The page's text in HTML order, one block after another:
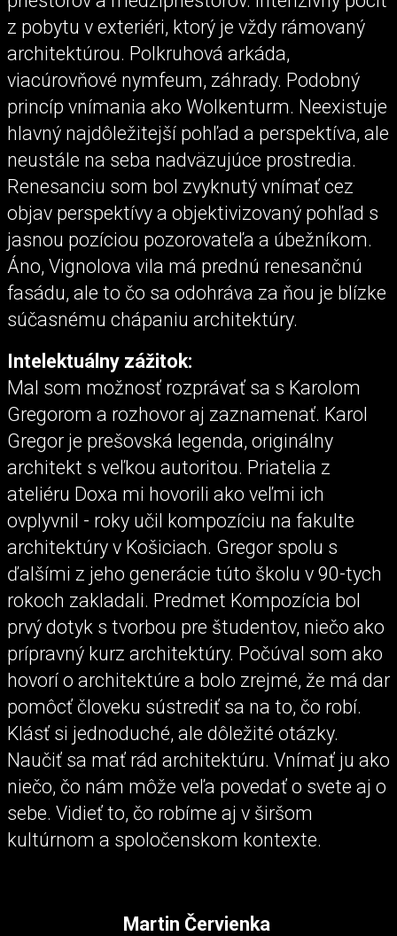
z pobytu v exteriéri, ktorý je vždy rámovaný
architektúrou. Polkruhová arkáda,
viacúrovňové nymfeum, záhrady. Podobný
princíp vnímania ako Wolkenturm. Neexistuje
hlavný najdôležitejší pohľad a perspektíva, ale
neustále na seba nadväzujúce prostredia.
Renesanciu som bol zvyknutý vnímať cez
objav perspektívy a objektivizovaný pohľad s
jasnou pozíciou pozorovateľa a úbežníkom.
Áno, Vignolova vila má prednú renesančnú
fasádu, ale to čo sa odohráva za ňou je blízke
súčasnému chápaniu architektúry.
Intelektuálny zážitok:
Mal som možnosť rozprávať sa s Karolom
Gregorom a rozhovor aj zaznamenať. Karol
Gregor je prešovská legenda, originálny
architekt s veľkou autoritou. Priatelia z
ateliéru Doxa mi hovorili ako veľmi ich
ovplyvnil - roky učil kompozíciu na fakulte
architektúry v Košiciach. Gregor spolu s
ďalšími z jeho generácie túto školu v 90-tych
rokoch zakladali. Predmet Kompozícia bol
prvý dotyk s tvorbou pre študentov, niečo ako
prípravný kurz architektúry. Počúval som ako
hovorí o architektúre a bolo zrejmé, že má dar
pomôcť človeku sústrediť sa na to, čo robí.
Klásť si jednoduché, ale dôležité otázky.
Naučiť sa mať rád architektúru. Vnímať ju ako
niečo, čo nám môže veľa povedať o svete aj o
sebe. Vidieť to, čo robíme aj v širšom
kultúrnom a spoločenskom kontexte.
Martin Červienka